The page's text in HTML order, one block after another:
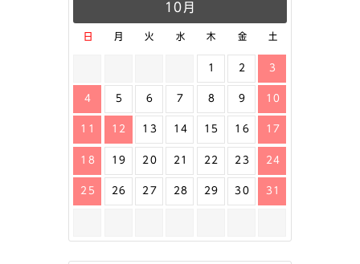
10月
日 月 火 水 木 金 土
1 2 3
4 5 6 7 8 9 10
11 12 13 14 15 16 17
18 19 20 21 22 23 24
25 26 27 28 29 30 31